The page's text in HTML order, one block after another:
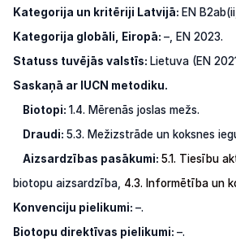
Kategorija un kritēriji Latvijā: EN
Kategorija globāli, Eiropā: –, EN 2023.
Statuss tuvējās valstīs: Lietuva (EN
Saskaņā ar IUCN metodiku.
Biotopi: 1.4. Mērenās joslas mežs.
Draudi: 5.3. Mežizstrāde un koksnes
Aizsardzības pasākumi: 5.1. Tiesību
biotopu aizsardzība, 4.3. Informētība un
Konvenciju pielikumi: –.
Biotopu direktīvas pielikumi: –.